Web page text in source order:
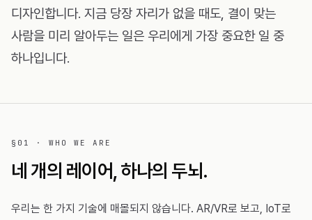
디자인합니다. 지금 당장 자리가 없을 때도, 결이 맞는
사람을 미리 알아두는 일은 우리에게 가장 중요한 일 중
하나입니다.
§01 · WHO WE ARE
네 개의 레이어, 하나의 두뇌.
우리는 한 가지 기술에 매몰되지 않습니다. AR/VR로 보고, IoT로